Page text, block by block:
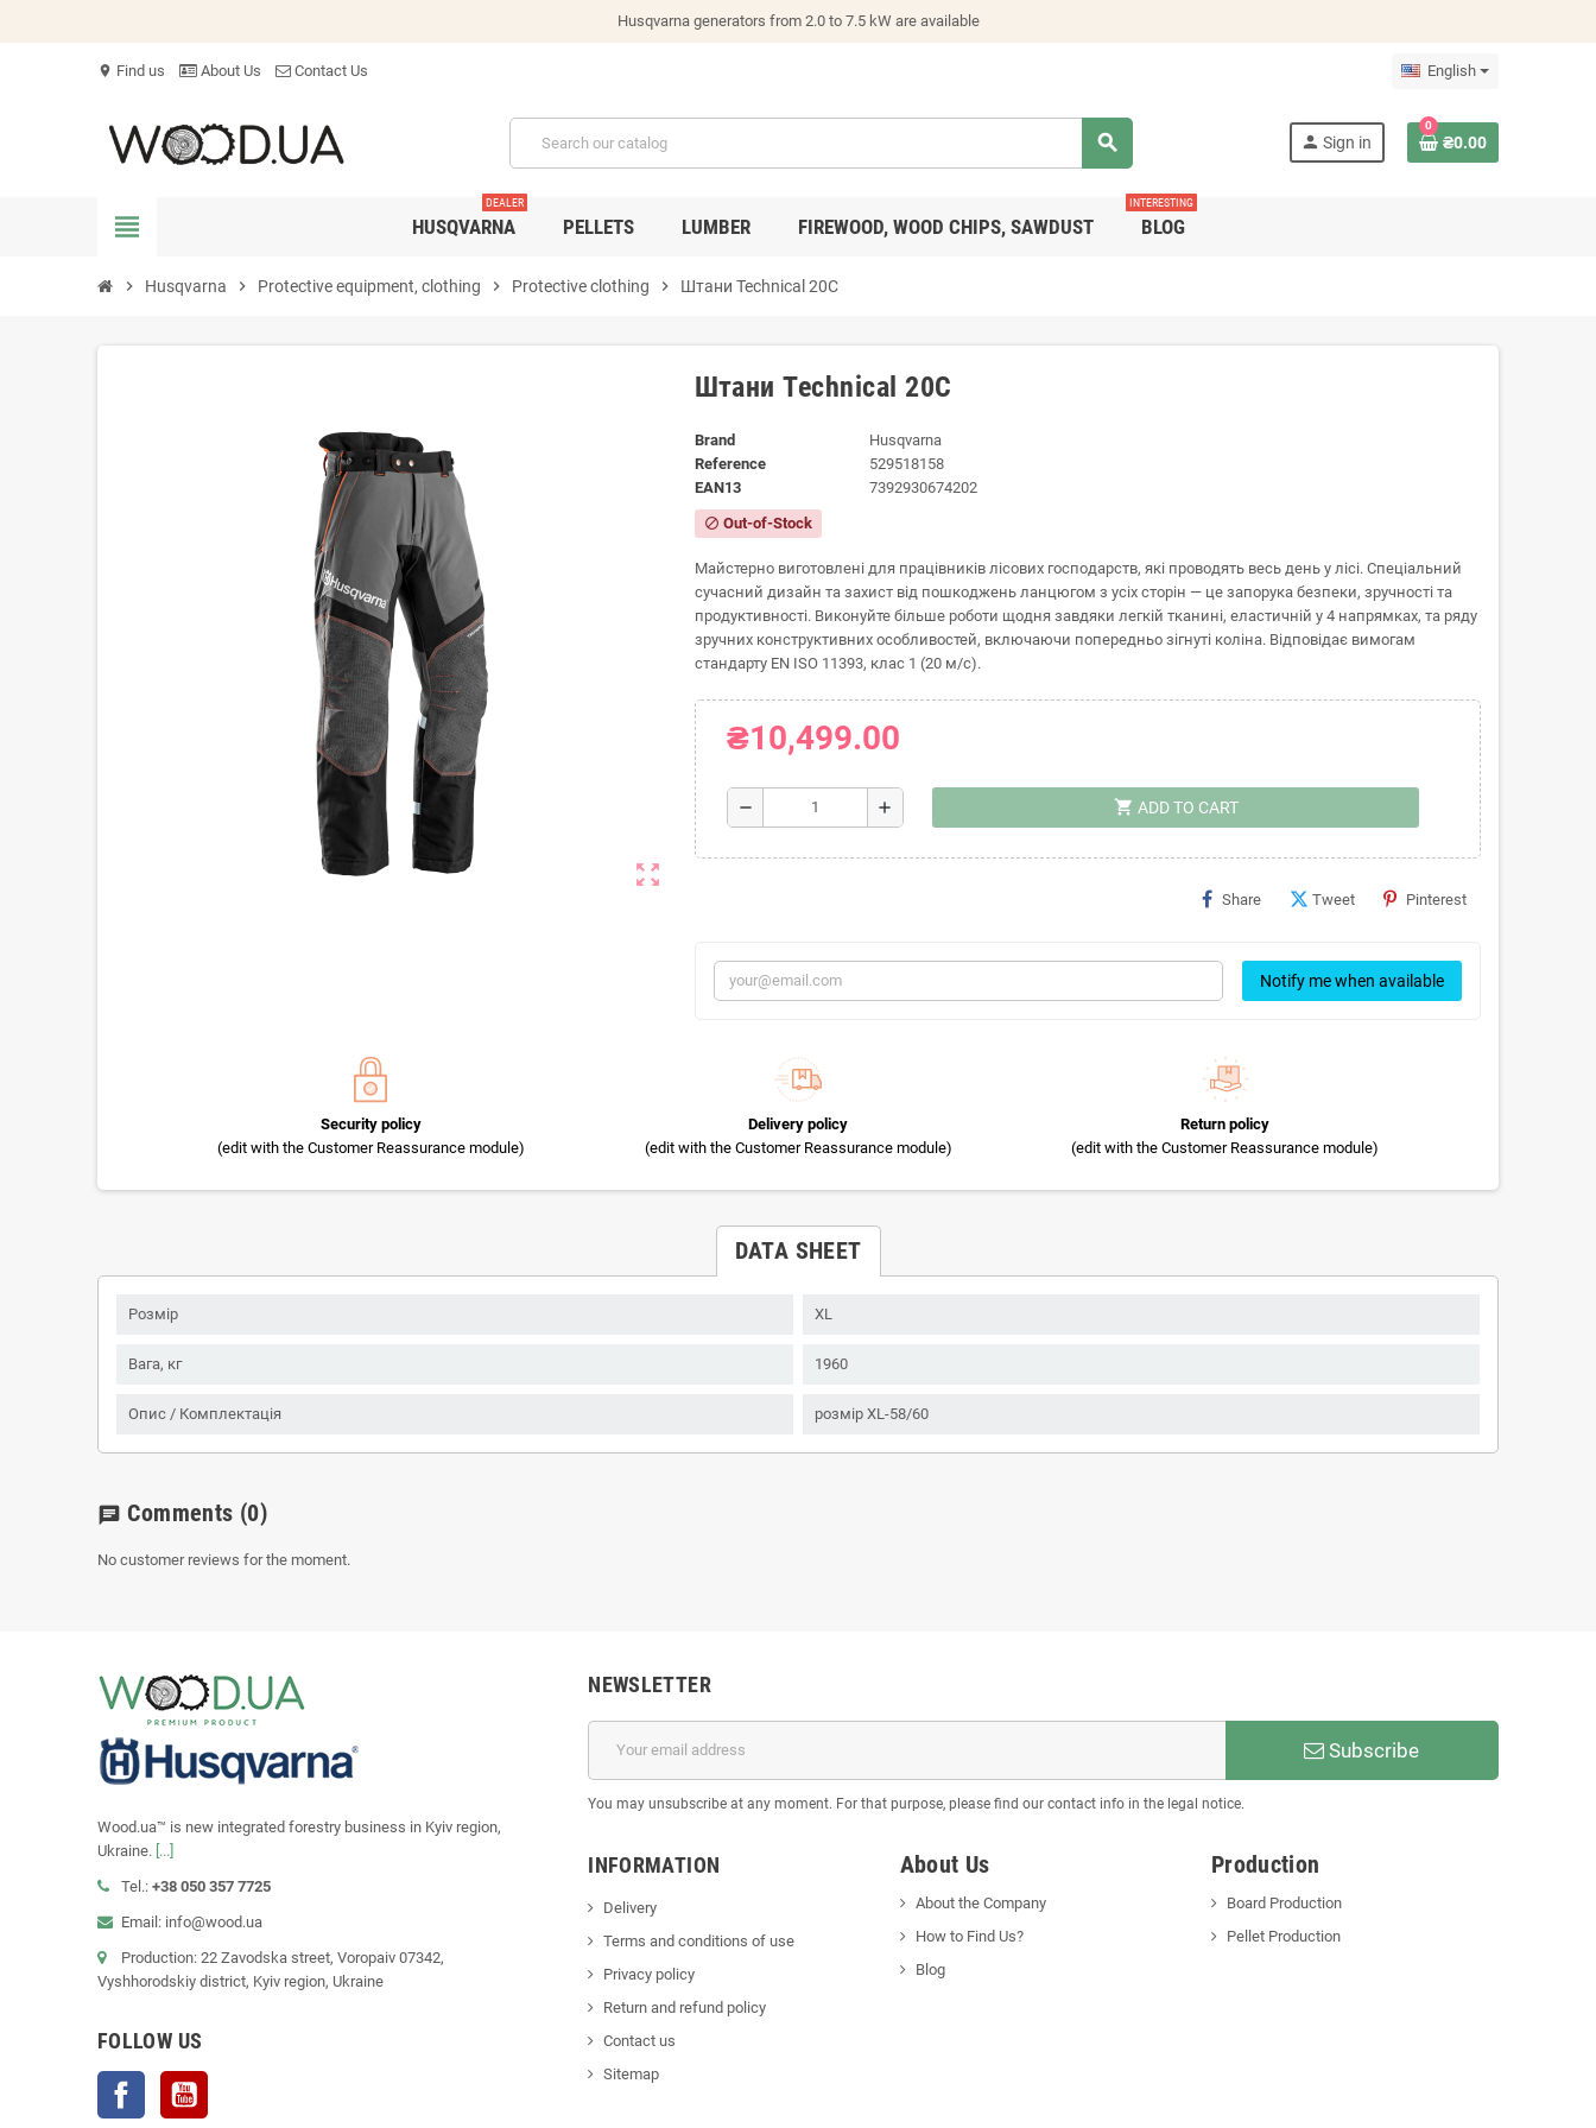
Husqvarna generators from 2.0 to 7.5 kW are available
location_on Find us About Us Contact Us English
search person Sign in
0
₴0.00
view_headline HUSQVARNA
DEALER
PELLETS LUMBER FIREWOOD, WOOD CHIPS, SAWDUST BLOG
INTERESTING
chevron_right Husqvarna chevron_right Protective equipment, clothing chevron_right Protective clothing chevron_right Штани Technical 20С
zoom_out_map
Штани Technical 20С
Brand
Husqvarna
Reference
529518158
EAN13
7392930674202
block Out-of-Stock
Майстерно виготовлені для працівників лісових господарств, які проводять весь день у лісі. Спеціальний
сучасний дизайн та захист від пошкоджень ланцюгом з усіх сторін — це запорука безпеки, зручності та
продуктивності. Виконуйте більше роботи щодня завдяки легкій тканині, еластичній у 4 напрямках, та ряду
зручних конструктивних особливостей, включаючи попередньо зігнуті коліна. Відповідає вимогам
стандарту EN ISO 11393, клас 1 (20 м/с).
₴10,499.00
remove add shopping_cart ADD TO CART
Share Tweet Pinterest
Notify me when available
Security policy
(edit with the Customer Reassurance module)
Delivery policy
(edit with the Customer Reassurance module)
Return policy
(edit with the Customer Reassurance module)
DATA SHEET
Розмір XL
Вага, кг 1960
Опис / Комплектація розмір XL-58/60
chat Comments (0)
No customer reviews for the moment.
Wood.ua™ is new integrated forestry business in Kyiv region,
Ukraine. [...]
Tel.: +38 050 357 7725
Email: info@wood.ua
Production: 22 Zavodska street, Voropaiv 07342,
Vyshhorodskiy district, Kyiv region, Ukraine
FOLLOW US
Facebook
NEWSLETTER
Subscribe
You may unsubscribe at any moment. For that purpose, please find our contact info in the legal notice.
INFORMATION
Delivery
Terms and conditions of use
Privacy policy
Return and refund policy
Contact us
Sitemap
About Us
About the Company
How to Find Us?
Blog
Production
Board Production
Pellet Production